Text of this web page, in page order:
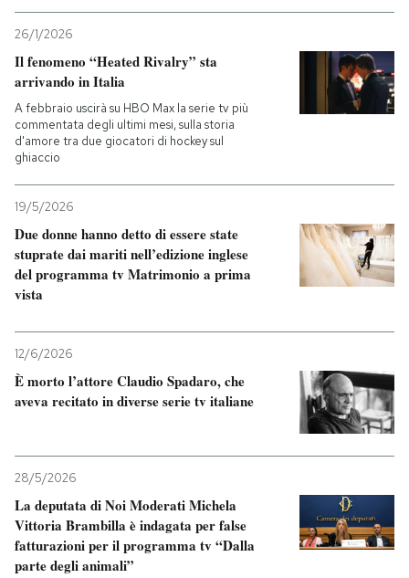
26/1/2026
Il fenomeno “Heated Rivalry” sta
arrivando in Italia
A febbraio uscirà su HBO Max la serie tv più
commentata degli ultimi mesi, sulla storia
d'amore tra due giocatori di hockey sul
ghiaccio
19/5/2026
Due donne hanno detto di essere state
stuprate dai mariti nell’edizione inglese
del programma tv Matrimonio a prima
vista
12/6/2026
È morto l’attore Claudio Spadaro, che
aveva recitato in diverse serie tv italiane
28/5/2026
La deputata di Noi Moderati Michela
Vittoria Brambilla è indagata per false
fatturazioni per il programma tv “Dalla
parte degli animali”